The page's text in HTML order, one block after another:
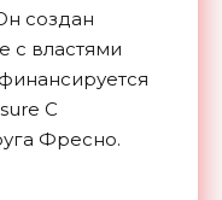
создан
с властями
C
Фресно.